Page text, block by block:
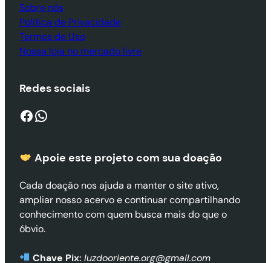
Sobre nós
Política de Privacidade
Termos de Uso
Nossa loja no mercado livre
Redes sociais
Facebook WhatsApp
Apoie este projeto com sua doação
Cada doação nos ajuda a manter o site ativo,
ampliar nosso acervo e continuar compartilhando
conhecimento com quem busca mais do que o
óbvio.
Chave Pix: luzdooriente.org@gmail.com